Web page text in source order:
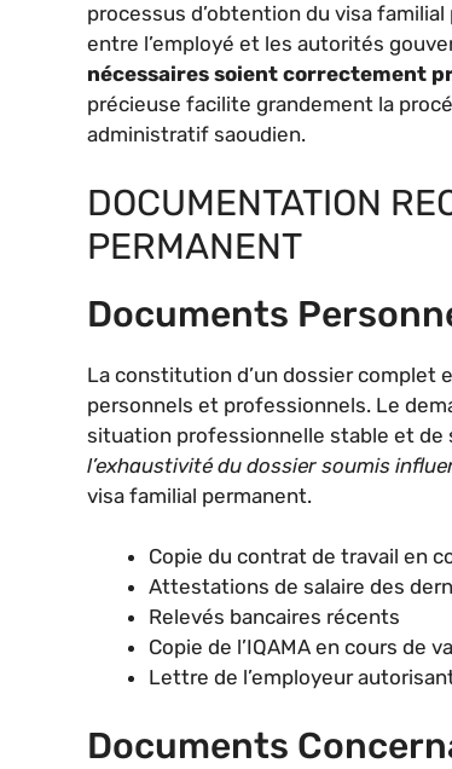
processus d’obtention du visa
entre l’employé et les autorités
nécessaires soient correctement
précieuse facilite grandement la
administratif saoudien.
DOCUMENTATION
PERMANENT
Documents
La constitution d’un dossier complet
personnels et professionnels. Le
situation professionnelle stable et de
l’exhaustivité du dossier soumis
visa familial permanent.
Copie du contrat de travail en
Attestations de salaire des
Relevés bancaires récents
Copie de l’IQAMA en cours de
Lettre de l’employeur
Documents